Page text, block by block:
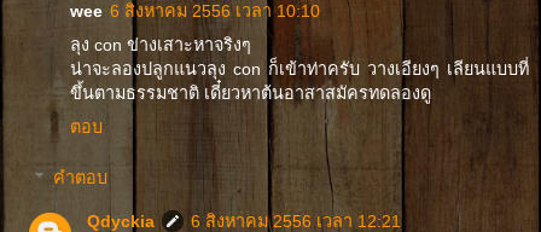
wee 6 สิงหาคม 2556 เวลา 10:10
ลุง con ข่างเสาะหาจริงๆ
น่าจะลองปลูกแนวลุง con ก็เข้าท่าครับ วางเอียงๆ เลียนแบบที่
ขึ้นตามธรรมชาติ เดี๋ยวหาต้นอาสาสมัครทดลองดู
ตอบ
คำตอบ
Qdyckia
6 สิงหาคม 2556 เวลา 12:21